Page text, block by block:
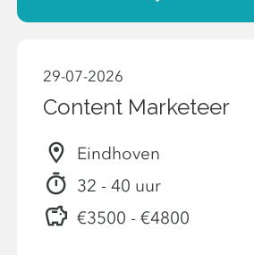
29-07-2026
Content Marketeer
Eindhoven
32 - 40 uur
€3500 - €4800